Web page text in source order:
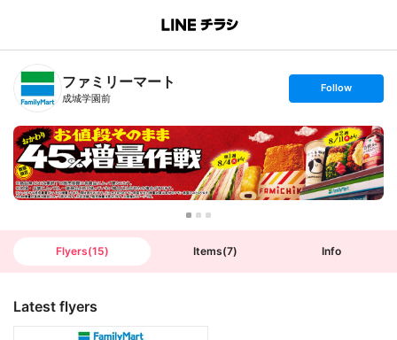
B
n
T
ファミリーマート
成城学園前
s
t
o
l
l
o
w
Follow
Flyers(15) Items(7) Info
Latest flyers